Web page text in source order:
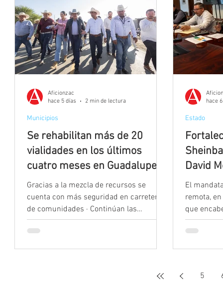
Se rehabilitan más de 20
vialidades en los últimos
cuatro meses en Guadalupe:
Pepe Saldívar
Gracias a la mezcla de recursos se
cuenta con más seguridad en carreteras
de comunidades · Continúan las
cuadrillas de bacheo Con la entrega
encabezada por el Gobernador David
Municipios
Aficionzac
hace 5 días
2 min de lectura
David
para
salud
El
remota,
que
julio de
virtual
Estado
hace
5